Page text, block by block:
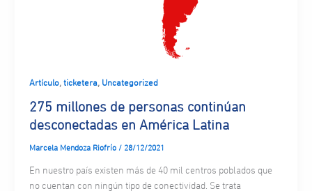
Artículo, ticketera, Uncategorized
275 millones de personas continúan
desconectadas en América Latina
Marcela Mendoza Riofrío / 28/12/2021
En nuestro país existen más de 40 mil centros poblados que
no cuentan con ningún tipo de conectividad. Se trata